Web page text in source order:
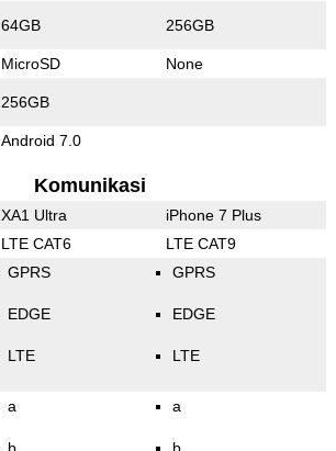
64GB 256GB
MicroSD None
256GB
Android 7.0
Komunikasi
XA1 Ultra iPhone 7 Plus
LTE CAT6 LTE CAT9
GPRS
EDGE
LTE
GPRS
EDGE
LTE
a a